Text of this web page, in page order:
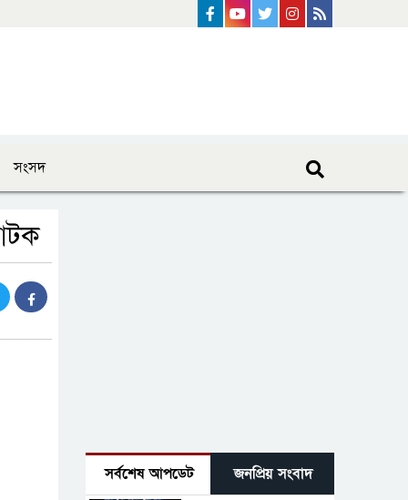
instagram
Twitter
Youtube
Facebook
সংসদ
সর্বশেষ আপডেট জনপ্রিয় সংবাদ